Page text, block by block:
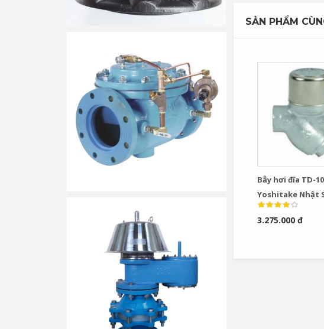
SẢN PHẨM
Bẫy hơi đĩa TD-
Yoshitake Nhật
3.275.000 đ